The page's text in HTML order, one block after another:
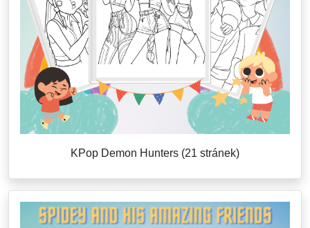
KPop Demon Hunters (21 stránek)